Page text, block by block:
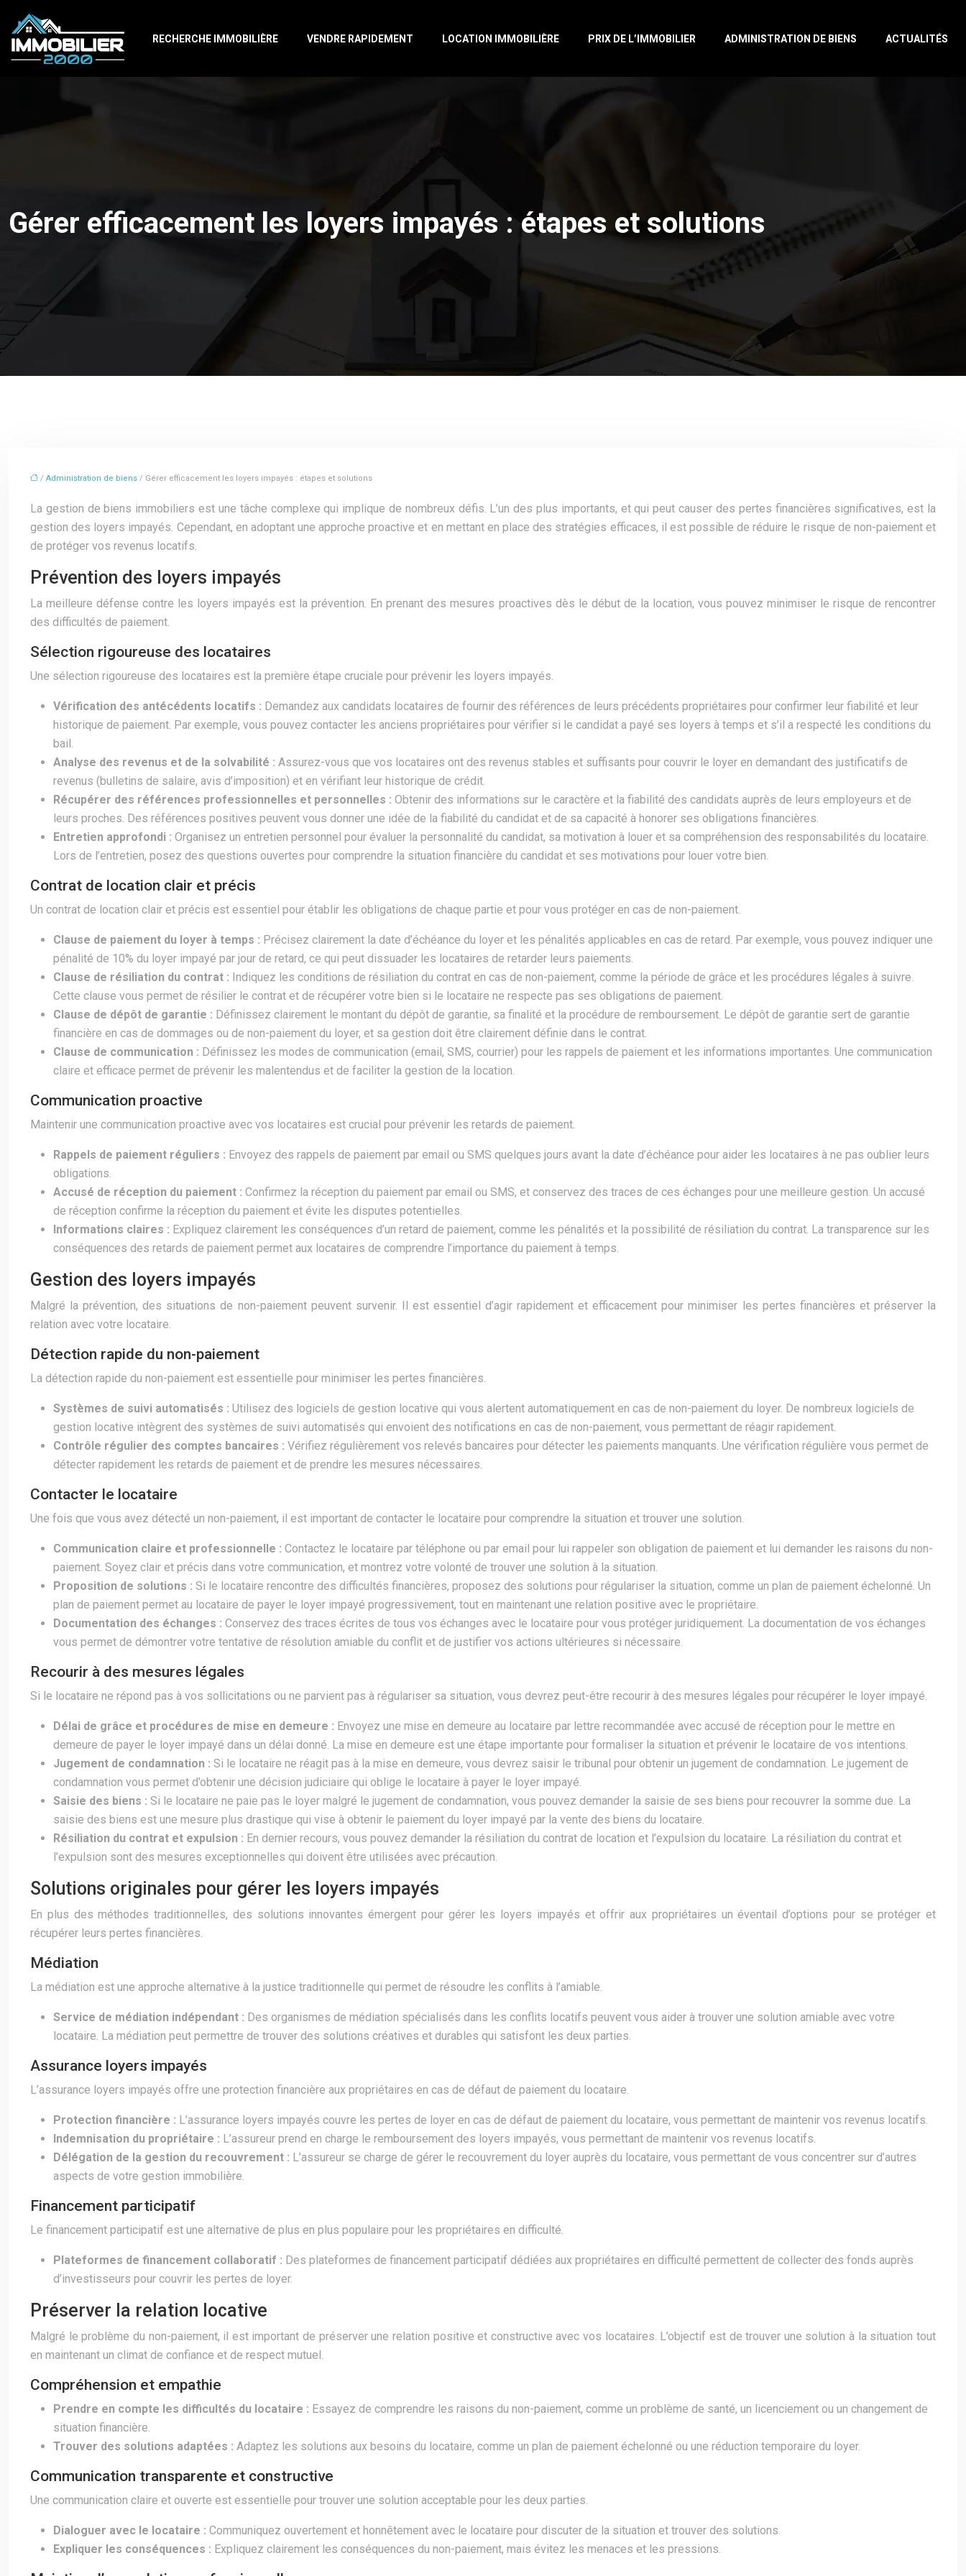
RECHERCHE IMMOBILIÈRE VENDRE RAPIDEMENT LOCATION IMMOBILIÈRE PRIX DE L’IMMOBILIER ADMINISTRATION DE BIENS ACTUALITÉS
Gérer efficacement les loyers impayés : étapes et solutions
/ Administration de biens / Gérer efficacement les loyers impayés : étapes et solutions
La gestion de biens immobiliers est une tâche complexe qui implique de nombreux défis. L’un des plus importants, et qui peut causer des pertes financières significatives, est la
gestion des loyers impayés. Cependant, en adoptant une approche proactive et en mettant en place des stratégies efficaces, il est possible de réduire le risque de non-paiement et
de protéger vos revenus locatifs.
Prévention des loyers impayés
La meilleure défense contre les loyers impayés est la prévention. En prenant des mesures proactives dès le début de la location, vous pouvez minimiser le risque de rencontrer
des difficultés de paiement.
Sélection rigoureuse des locataires
Une sélection rigoureuse des locataires est la première étape cruciale pour prévenir les loyers impayés.
Vérification des antécédents locatifs : Demandez aux candidats locataires de fournir des références de leurs précédents propriétaires pour confirmer leur fiabilité et leur
historique de paiement. Par exemple, vous pouvez contacter les anciens propriétaires pour vérifier si le candidat a payé ses loyers à temps et s’il a respecté les conditions du
bail.
Analyse des revenus et de la solvabilité : Assurez-vous que vos locataires ont des revenus stables et suffisants pour couvrir le loyer en demandant des justificatifs de
revenus (bulletins de salaire, avis d’imposition) et en vérifiant leur historique de crédit.
Récupérer des références professionnelles et personnelles : Obtenir des informations sur le caractère et la fiabilité des candidats auprès de leurs employeurs et de
leurs proches. Des références positives peuvent vous donner une idée de la fiabilité du candidat et de sa capacité à honorer ses obligations financières.
Entretien approfondi : Organisez un entretien personnel pour évaluer la personnalité du candidat, sa motivation à louer et sa compréhension des responsabilités du locataire.
Lors de l’entretien, posez des questions ouvertes pour comprendre la situation financière du candidat et ses motivations pour louer votre bien.
Contrat de location clair et précis
Un contrat de location clair et précis est essentiel pour établir les obligations de chaque partie et pour vous protéger en cas de non-paiement.
Clause de paiement du loyer à temps : Précisez clairement la date d’échéance du loyer et les pénalités applicables en cas de retard. Par exemple, vous pouvez indiquer une
pénalité de 10% du loyer impayé par jour de retard, ce qui peut dissuader les locataires de retarder leurs paiements.
Clause de résiliation du contrat : Indiquez les conditions de résiliation du contrat en cas de non-paiement, comme la période de grâce et les procédures légales à suivre.
Cette clause vous permet de résilier le contrat et de récupérer votre bien si le locataire ne respecte pas ses obligations de paiement.
Clause de dépôt de garantie : Définissez clairement le montant du dépôt de garantie, sa finalité et la procédure de remboursement. Le dépôt de garantie sert de garantie
financière en cas de dommages ou de non-paiement du loyer, et sa gestion doit être clairement définie dans le contrat.
Clause de communication : Définissez les modes de communication (email, SMS, courrier) pour les rappels de paiement et les informations importantes. Une communication
claire et efficace permet de prévenir les malentendus et de faciliter la gestion de la location.
Communication proactive
Maintenir une communication proactive avec vos locataires est crucial pour prévenir les retards de paiement.
Rappels de paiement réguliers : Envoyez des rappels de paiement par email ou SMS quelques jours avant la date d’échéance pour aider les locataires à ne pas oublier leurs
obligations.
Accusé de réception du paiement : Confirmez la réception du paiement par email ou SMS, et conservez des traces de ces échanges pour une meilleure gestion. Un accusé
de réception confirme la réception du paiement et évite les disputes potentielles.
Informations claires : Expliquez clairement les conséquences d’un retard de paiement, comme les pénalités et la possibilité de résiliation du contrat. La transparence sur les
conséquences des retards de paiement permet aux locataires de comprendre l’importance du paiement à temps.
Gestion des loyers impayés
Malgré la prévention, des situations de non-paiement peuvent survenir. Il est essentiel d’agir rapidement et efficacement pour minimiser les pertes financières et préserver la
relation avec votre locataire.
Détection rapide du non-paiement
La détection rapide du non-paiement est essentielle pour minimiser les pertes financières.
Systèmes de suivi automatisés : Utilisez des logiciels de gestion locative qui vous alertent automatiquement en cas de non-paiement du loyer. De nombreux logiciels de
gestion locative intègrent des systèmes de suivi automatisés qui envoient des notifications en cas de non-paiement, vous permettant de réagir rapidement.
Contrôle régulier des comptes bancaires : Vérifiez régulièrement vos relevés bancaires pour détecter les paiements manquants. Une vérification régulière vous permet de
détecter rapidement les retards de paiement et de prendre les mesures nécessaires.
Contacter le locataire
Une fois que vous avez détecté un non-paiement, il est important de contacter le locataire pour comprendre la situation et trouver une solution.
Communication claire et professionnelle : Contactez le locataire par téléphone ou par email pour lui rappeler son obligation de paiement et lui demander les raisons du non-
paiement. Soyez clair et précis dans votre communication, et montrez votre volonté de trouver une solution à la situation.
Proposition de solutions : Si le locataire rencontre des difficultés financières, proposez des solutions pour régulariser la situation, comme un plan de paiement échelonné. Un
plan de paiement permet au locataire de payer le loyer impayé progressivement, tout en maintenant une relation positive avec le propriétaire.
Documentation des échanges : Conservez des traces écrites de tous vos échanges avec le locataire pour vous protéger juridiquement. La documentation de vos échanges
vous permet de démontrer votre tentative de résolution amiable du conflit et de justifier vos actions ultérieures si nécessaire.
Recourir à des mesures légales
Si le locataire ne répond pas à vos sollicitations ou ne parvient pas à régulariser sa situation, vous devrez peut-être recourir à des mesures légales pour récupérer le loyer impayé.
Délai de grâce et procédures de mise en demeure : Envoyez une mise en demeure au locataire par lettre recommandée avec accusé de réception pour le mettre en
demeure de payer le loyer impayé dans un délai donné. La mise en demeure est une étape importante pour formaliser la situation et prévenir le locataire de vos intentions.
Jugement de condamnation : Si le locataire ne réagit pas à la mise en demeure, vous devrez saisir le tribunal pour obtenir un jugement de condamnation. Le jugement de
condamnation vous permet d’obtenir une décision judiciaire qui oblige le locataire à payer le loyer impayé.
Saisie des biens : Si le locataire ne paie pas le loyer malgré le jugement de condamnation, vous pouvez demander la saisie de ses biens pour recouvrer la somme due. La
saisie des biens est une mesure plus drastique qui vise à obtenir le paiement du loyer impayé par la vente des biens du locataire.
Résiliation du contrat et expulsion : En dernier recours, vous pouvez demander la résiliation du contrat de location et l’expulsion du locataire. La résiliation du contrat et
l’expulsion sont des mesures exceptionnelles qui doivent être utilisées avec précaution.
Solutions originales pour gérer les loyers impayés
En plus des méthodes traditionnelles, des solutions innovantes émergent pour gérer les loyers impayés et offrir aux propriétaires un éventail d’options pour se protéger et
récupérer leurs pertes financières.
Médiation
La médiation est une approche alternative à la justice traditionnelle qui permet de résoudre les conflits à l’amiable.
Service de médiation indépendant : Des organismes de médiation spécialisés dans les conflits locatifs peuvent vous aider à trouver une solution amiable avec votre
locataire. La médiation peut permettre de trouver des solutions créatives et durables qui satisfont les deux parties.
Assurance loyers impayés
L’assurance loyers impayés offre une protection financière aux propriétaires en cas de défaut de paiement du locataire.
Protection financière : L’assurance loyers impayés couvre les pertes de loyer en cas de défaut de paiement du locataire, vous permettant de maintenir vos revenus locatifs.
Indemnisation du propriétaire : L’assureur prend en charge le remboursement des loyers impayés, vous permettant de maintenir vos revenus locatifs.
Délégation de la gestion du recouvrement : L’assureur se charge de gérer le recouvrement du loyer auprès du locataire, vous permettant de vous concentrer sur d’autres
aspects de votre gestion immobilière.
Financement participatif
Le financement participatif est une alternative de plus en plus populaire pour les propriétaires en difficulté.
Plateformes de financement collaboratif : Des plateformes de financement participatif dédiées aux propriétaires en difficulté permettent de collecter des fonds auprès
d’investisseurs pour couvrir les pertes de loyer.
Préserver la relation locative
Malgré le problème du non-paiement, il est important de préserver une relation positive et constructive avec vos locataires. L’objectif est de trouver une solution à la situation tout
en maintenant un climat de confiance et de respect mutuel.
Compréhension et empathie
Prendre en compte les difficultés du locataire : Essayez de comprendre les raisons du non-paiement, comme un problème de santé, un licenciement ou un changement de
situation financière.
Trouver des solutions adaptées : Adaptez les solutions aux besoins du locataire, comme un plan de paiement échelonné ou une réduction temporaire du loyer.
Communication transparente et constructive
Une communication claire et ouverte est essentielle pour trouver une solution acceptable pour les deux parties.
Dialoguer avec le locataire : Communiquez ouvertement et honnêtement avec le locataire pour discuter de la situation et trouver des solutions.
Expliquer les conséquences : Expliquez clairement les conséquences du non-paiement, mais évitez les menaces et les pressions.